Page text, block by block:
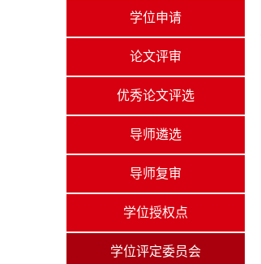
学位申请
论文评审
优秀论文评选
导师遴选
导师复审
学位授权点
学位评定委员会